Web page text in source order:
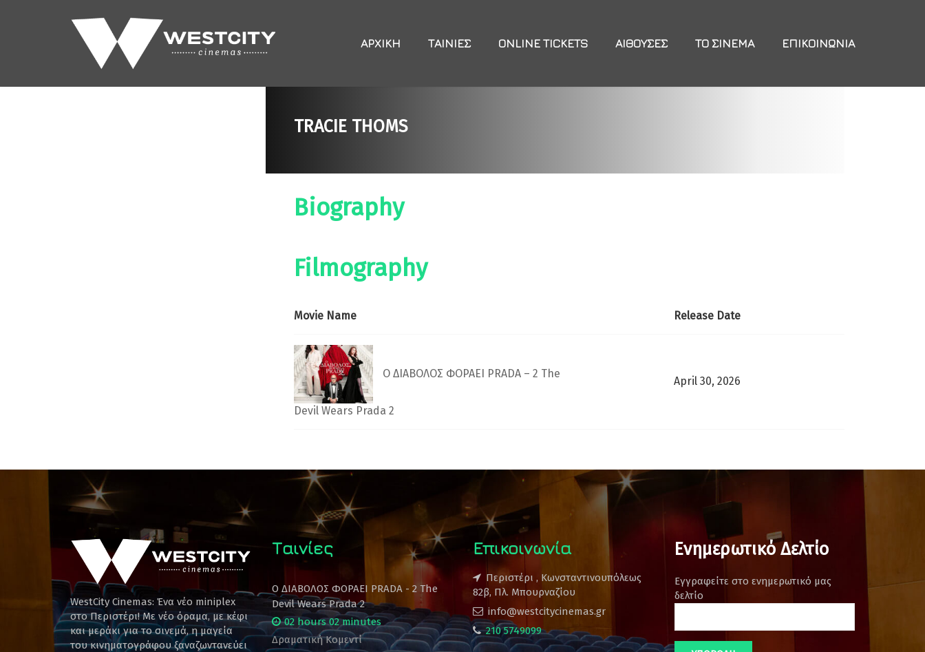
ΑΡΧΙΚΉ ΤΑΙΝΊΕΣ ONLINE TICKETS ΑΊΘΟΥΣΕΣ ΤΟ ΣΙΝΕΜΆ ΕΠΙΚΟΙΝΩΝΊΑ
TRACIE THOMS
Biography
Filmography
Movie Name Release Date
Ο ΔΙΑΒΟΛΟΣ ΦΟΡΑΕΙ PRADA – 2 The
Devil Wears Prada 2
April 30, 2026
WestCity Cinemas: Ένα νέο miniplex
στο Περιστέρι! Mε νέο όραμα, με κέφι
και μεράκι για το σινεμά, η μαγεία
του κινηματογράφου ξαναζωντανεύει
Ταινίες
Ο ΔΙΑΒΟΛΟΣ ΦΟΡΑΕΙ PRADA - 2 The
Devil Wears Prada 2
02 hours 02 minutes
Δραματική Κομεντί
Επικοινωνία
Περιστέρι , Κωνσταντινουπόλεως
82β, Πλ. Μπουρναζίου
info@westcitycinemas.gr
210 5749099
Ενημερωτικό Δελτίο
Εγγραφείτε στο ενημερωτικό μας
δελτίο